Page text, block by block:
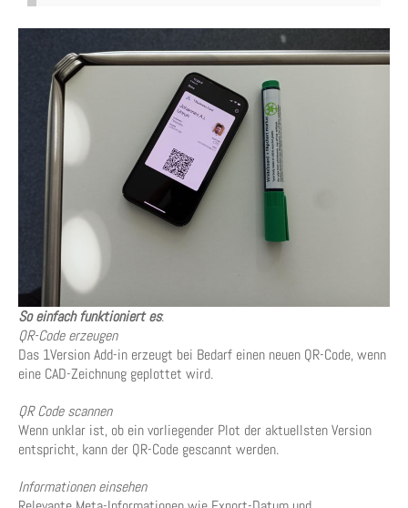
So einfach funktioniert es:
QR-Code erzeugen
Das 1Version Add-in erzeugt bei Bedarf einen neuen QR-Code, wenn
eine CAD-Zeichnung geplottet wird.
QR Code scannen
Wenn unklar ist, ob ein vorliegender Plot der aktuellsten Version
entspricht, kann der QR-Code gescannt werden.
Informationen einsehen